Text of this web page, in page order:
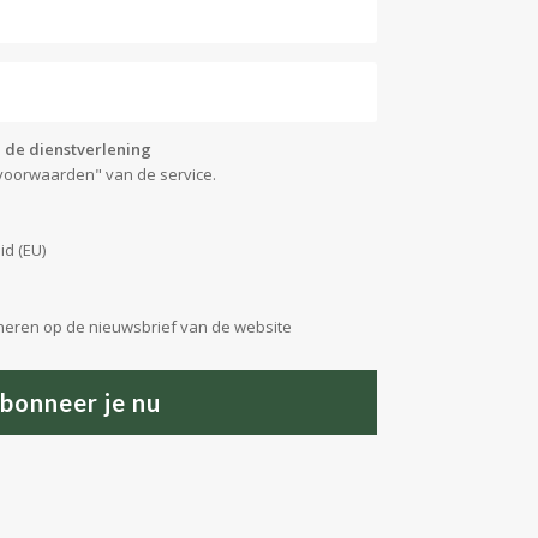
de dienstverlening
van de service.
(EU)
op de nieuwsbrief van de website
je nu